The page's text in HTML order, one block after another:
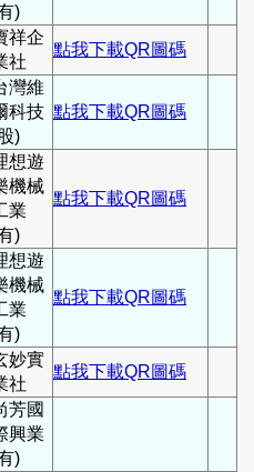
)
祥企
社
點我下載QR圖碼
灣維
科技
)
點我下載QR圖碼
想遊
機械
業
)
點我下載QR圖碼
想遊
機械
業
)
點我下載QR圖碼
妙實
社
點我下載QR圖碼
芳國
興業
)